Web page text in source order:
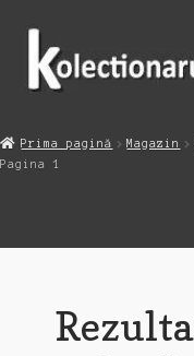
Sari
navigare
Sari
conținut
Magazin
Contact
Prima pagină Magazin
Pagina 1